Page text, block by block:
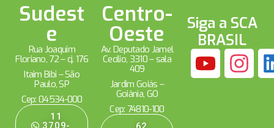
Sudest
e
Rua Joaquim
Floriano, 72 – cj. 176
Itaim Bibi – São
Paulo, SP
Cep: 04534-000
11
3709-
Centro-
Oeste
Av. Deputado Jamel
Cecílio, 3310 – sala
409
Jardim Goiás –
Goiânia, GO
Cep: 74810-100
Siga a SCA
BRASIL